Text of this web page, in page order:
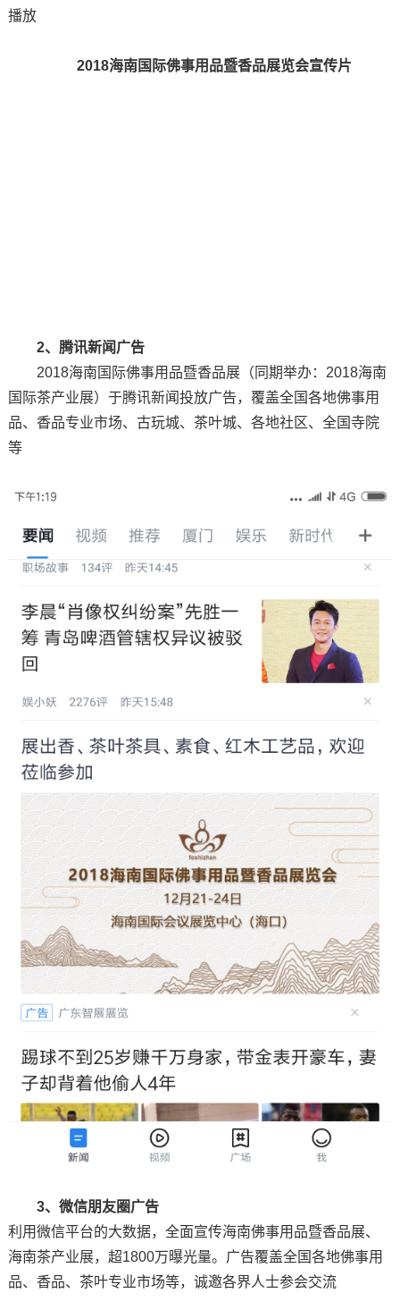
播放
2018海南国际佛事用品暨香品展览会宣传片
2、腾讯新闻广告
2018海南国际佛事用品暨香品展（同期举办：2018海南
国际茶产业展）于腾讯新闻投放广告，覆盖全国各地佛事用
品、香品专业市场、古玩城、茶叶城、各地社区、全国寺院
等
3、微信朋友圈广告
利用微信平台的大数据，全面宣传海南佛事用品暨香品展、
海南茶产业展，超1800万曝光量。广告覆盖全国各地佛事用
品、香品、茶叶专业市场等，诚邀各界人士参会交流